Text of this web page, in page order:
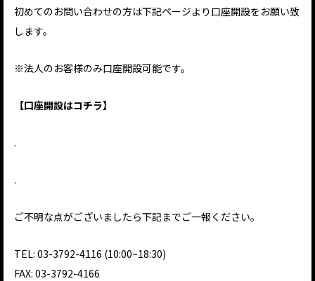
初めてのお問い合わせの方は下記ページより口座開設をお願い致
します。
※法人のお客様のみ口座開設可能です。
【口座開設はコチラ】
.
.
ご不明な点がございましたら下記までご一報ください。
TEL: 03-3792-4116 (10:00~18:30)
FAX: 03-3792-4166